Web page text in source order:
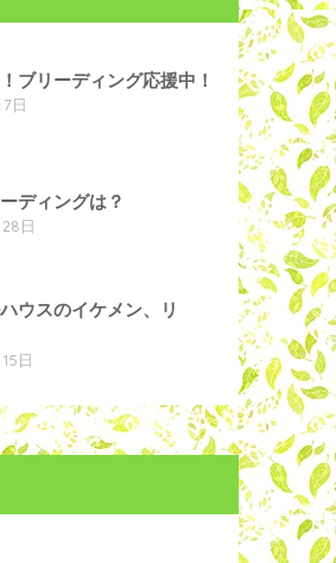
ブリーディング応援中！
日
ディングは？
日
ウスのイケメン、リ
日